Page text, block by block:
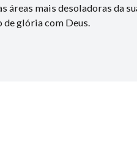
áreas mais desoladoras da
de glória com Deus.